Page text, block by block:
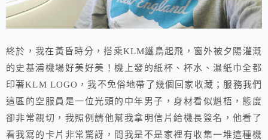
終於，我在黃昏時分，搭乘KLM鐵鳥起飛，窗外被夕陽灌溉
的史基浦機場好美好美！機上發的紙杯、杯水、濕紙巾全都
印著KLM LOGO，我不免俗地帶了幾個回家收藏；服務我們
這區的空服員是一位光頭的中年男子，身材看似魁梧，態度
卻非常親切，我照例請他幫我拿明信片給機長簽名，他看了
看我寫的卡片非常驚訝，問我是不是家裡有收集一堆這種機